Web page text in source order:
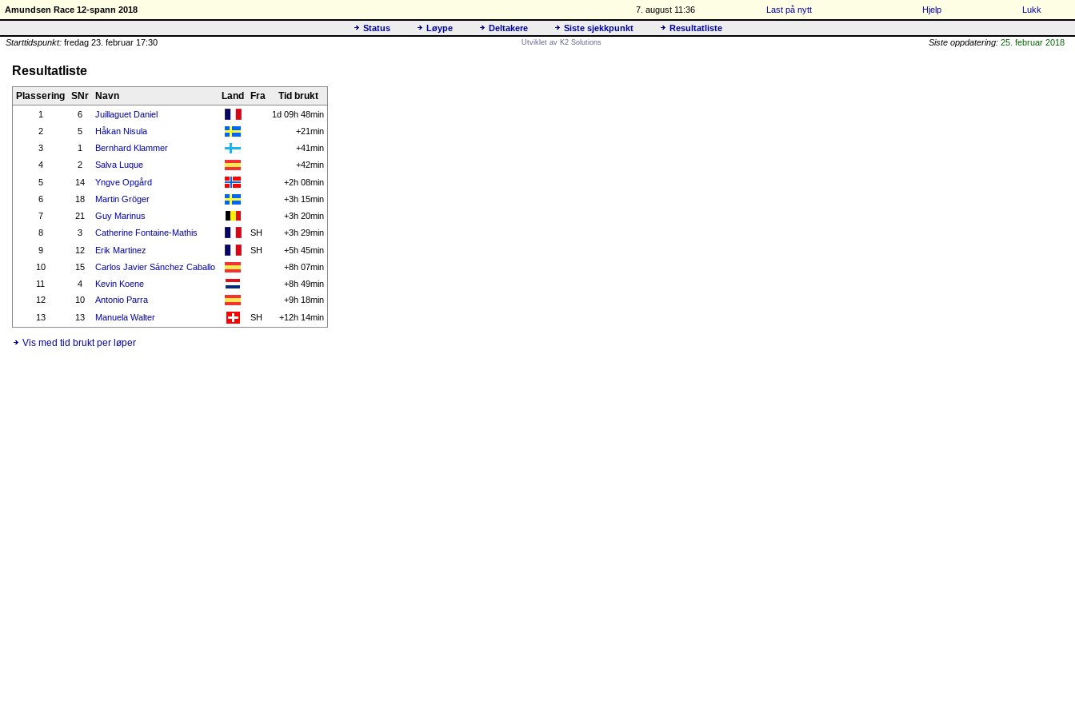
Amundsen Race 12-spann 2018 7. august 11:36 Last på nytt Hjelp
Lukk
Status
Løype Deltakere Siste sjekkpunkt
Resultatliste
Starttidspunkt: fredag 23. februar 17:30 Utviklet av K2 Solutions Siste oppdatering: 25. februar 2018
Resultatliste
Plassering SNr Navn Land Fra Tid brukt
1 6 Juillaguet Daniel
1d 09h 48min
2
5 Håkan Nisula
+21min
3
1 Bernhard Klammer
+41min
4
2 Salva Luque
+42min
5
14 Yngve Opgård
+2h 08min
6
18 Martin Gröger
+3h 15min
7
21 Guy Marinus
+3h 20min
8
3 Catherine Fontaine-Mathis SH
+3h 29min
9
12 Erik Martinez SH
+5h 45min
10
15 Carlos Javier Sánchez Caballo
+8h 07min
11
4 Kevin Koene
+8h 49min
12
10 Antonio Parra
+9h 18min
13
13 Manuela Walter SH +12h 14min
Vis med tid brukt per løper